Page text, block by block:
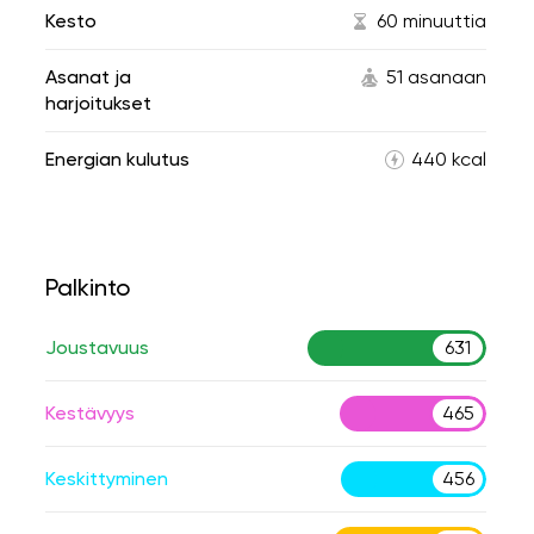
Kesto 60 minuuttia
Asanat ja
harjoitukset
51 asanaan
Energian kulutus 440 kcal
Palkinto
Joustavuus 631
Kestävyys 465
Keskittyminen 456